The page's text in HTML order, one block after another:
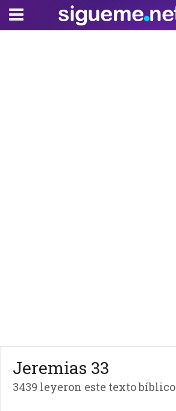
Jeremias 33
3439 leyeron este texto bíblico